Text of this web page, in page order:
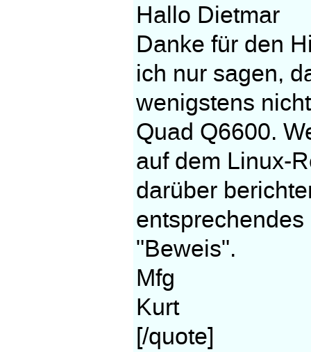
Hallo Dietmar
Danke für den
ich nur sagen,
wenigstens
Quad Q6600.
auf dem Linux-
darüber
"Beweis".
Mfg
Kurt
[/quote]